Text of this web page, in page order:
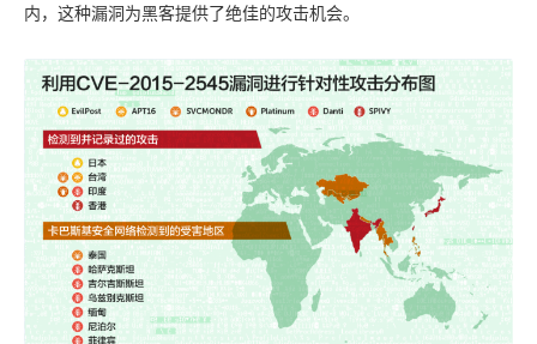
内，这种漏洞为黑客提供了绝佳的攻击机会。